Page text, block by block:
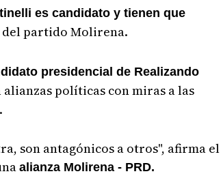
es candidato y tienen que
partido Molirena.
presidencial de Realizando
alianzas políticas con miras a las
son antagónicos a otros", afirma el
alianza Molirena - PRD.